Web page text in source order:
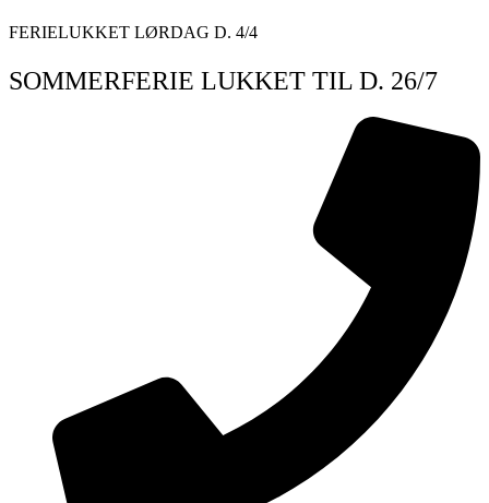
Videre
indhold
FERIELUKKET LØRDAG D. 4/4
SOMMERFERIE LUKKET TIL D. 26/7